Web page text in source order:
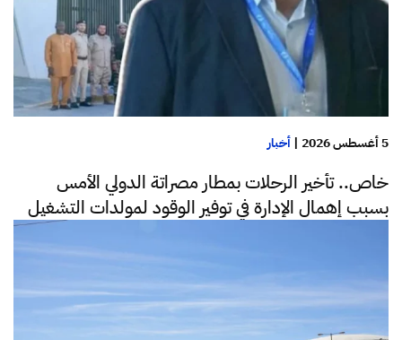
5 أغسطس 2026 | أخبار
خاص.. تأخير الرحلات بمطار مصراتة الدولي الأمس
بسبب إهمال الإدارة في توفير الوقود لمولدات التشغيل